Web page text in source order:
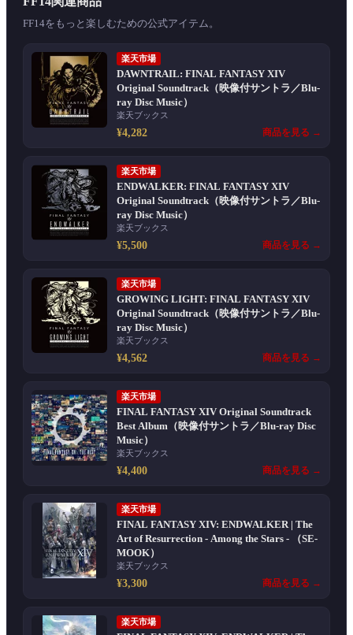
FF14をもっと楽しむための公式アイテム。
楽天市場
DAWNTRAIL: FINAL FANTASY XIV
Original Soundtrack（映像付サントラ／Blu-
ray Disc Music）
楽天ブックス
¥4,282 商品を見る →
楽天市場
ENDWALKER: FINAL FANTASY XIV
Original Soundtrack（映像付サントラ／Blu-
ray Disc Music）
楽天ブックス
¥5,500 商品を見る →
楽天市場
GROWING LIGHT: FINAL FANTASY XIV
Original Soundtrack（映像付サントラ／Blu-
ray Disc Music）
楽天ブックス
¥4,562 商品を見る →
楽天市場
FINAL FANTASY XIV Original Soundtrack
Best Album（映像付サントラ／Blu-ray Disc
Music）
楽天ブックス
¥4,400 商品を見る →
楽天市場
FINAL FANTASY XIV: ENDWALKER | The
Art of Resurrection - Among the Stars - （SE-
MOOK）
楽天ブックス
¥3,300 商品を見る →
楽天市場